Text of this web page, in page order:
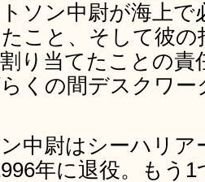
ソン中尉が海上で
こと、そして彼
り当てたことの
くの間デスクワ
中尉はシーハリア
年に退役。もう